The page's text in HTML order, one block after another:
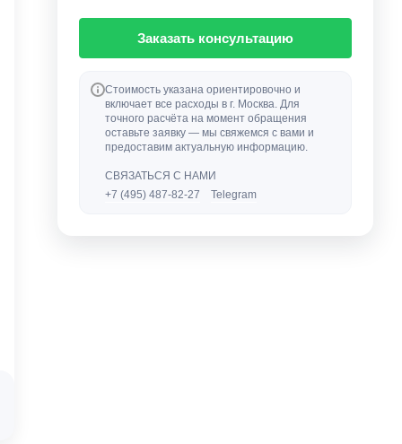
Заказать консультацию
Стоимость указана ориентировочно и
включает все расходы в г. Москва. Для
точного расчёта на момент обращения
оставьте заявку — мы свяжемся с вами и
предоставим актуальную информацию.
СВЯЗАТЬСЯ С НАМИ
+7 (495) 487-82-27
Telegram